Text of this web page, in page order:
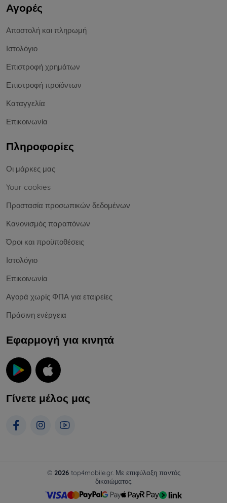
Αγορές
Αποστολή και πληρωμή
Ιστολόγιο
Επιστροφή χρημάτων
Επιστροφή προϊόντων
Καταγγελία
Επικοινωνία
Πληροφορίες
Οι μάρκες μας
Your cookies
Προστασία προσωπικών δεδομένων
Κανονισμός παραπόνων
Όροι και προϋποθέσεις
Ιστολόγιο
Επικοινωνία
Αγορά χωρίς ΦΠΑ για εταιρείες
Πράσινη ενέργεια
Εφαρμογή για κινητά
Γίνετε μέλος μας
© 2026top4mobile.gr. Με επιφύλαξη παντός
δικαιώματος.